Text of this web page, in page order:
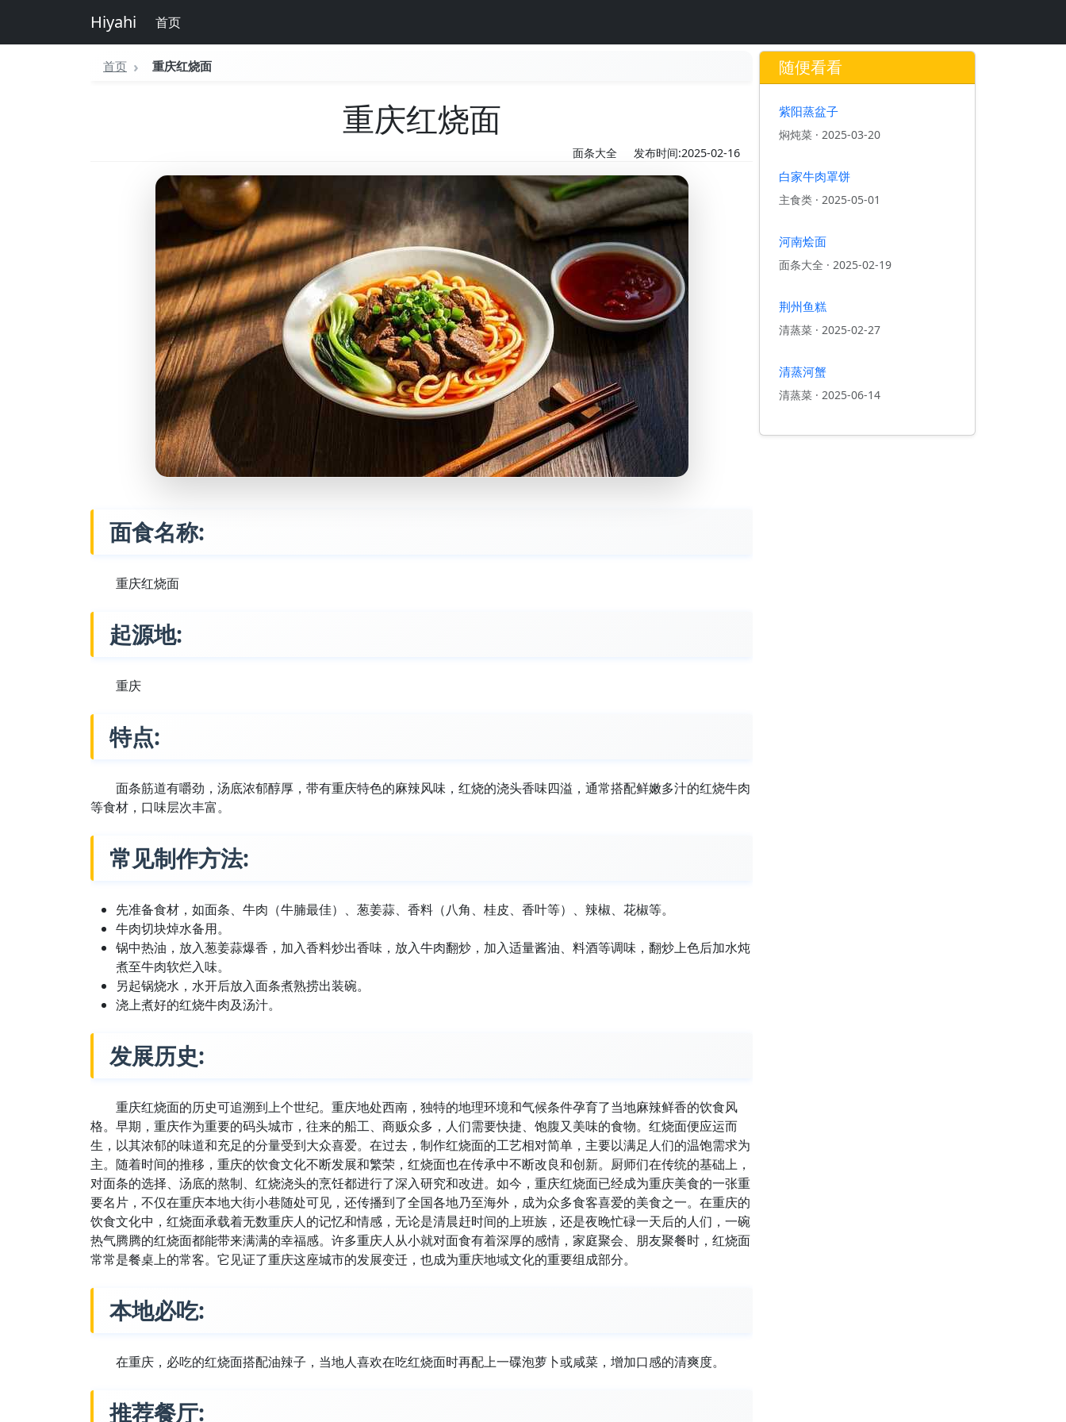
Hiyahi 首页
首页 重庆红烧面
重庆红烧面
面条大全 发布时间:2025-02-16
面食名称:
重庆红烧面
起源地:
重庆
特点:
面条筋道有嚼劲，汤底浓郁醇厚，带有重庆特色的麻辣风味，红烧的浇头香味四溢，通常搭配鲜嫩多汁的红烧牛肉
等食材，口味层次丰富。
常见制作方法:
先准备食材，如面条、牛肉（牛腩最佳）、葱姜蒜、香料（八角、桂皮、香叶等）、辣椒、花椒等。
牛肉切块焯水备用。
锅中热油，放入葱姜蒜爆香，加入香料炒出香味，放入牛肉翻炒，加入适量酱油、料酒等调味，翻炒上色后加水炖
煮至牛肉软烂入味。
另起锅烧水，水开后放入面条煮熟捞出装碗。
浇上煮好的红烧牛肉及汤汁。
发展历史:
重庆红烧面的历史可追溯到上个世纪。重庆地处西南，独特的地理环境和气候条件孕育了当地麻辣鲜香的饮食风
格。早期，重庆作为重要的码头城市，往来的船工、商贩众多，人们需要快捷、饱腹又美味的食物。红烧面便应运而
生，以其浓郁的味道和充足的分量受到大众喜爱。在过去，制作红烧面的工艺相对简单，主要以满足人们的温饱需求为
主。随着时间的推移，重庆的饮食文化不断发展和繁荣，红烧面也在传承中不断改良和创新。厨师们在传统的基础上，
对面条的选择、汤底的熬制、红烧浇头的烹饪都进行了深入研究和改进。如今，重庆红烧面已经成为重庆美食的一张重
要名片，不仅在重庆本地大街小巷随处可见，还传播到了全国各地乃至海外，成为众多食客喜爱的美食之一。在重庆的
饮食文化中，红烧面承载着无数重庆人的记忆和情感，无论是清晨赶时间的上班族，还是夜晚忙碌一天后的人们，一碗
热气腾腾的红烧面都能带来满满的幸福感。许多重庆人从小就对面食有着深厚的感情，家庭聚会、朋友聚餐时，红烧面
常常是餐桌上的常客。它见证了重庆这座城市的发展变迁，也成为重庆地域文化的重要组成部分。
本地必吃:
在重庆，必吃的红烧面搭配油辣子，当地人喜欢在吃红烧面时再配上一碟泡萝卜或咸菜，增加口感的清爽度。
推荐餐厅:
随便看看
紫阳蒸盆子
焖炖菜 · 2025-03-20
白家牛肉罩饼
主食类 · 2025-05-01
河南烩面
面条大全 · 2025-02-19
荆州鱼糕
清蒸菜 · 2025-02-27
清蒸河蟹
清蒸菜 · 2025-06-14